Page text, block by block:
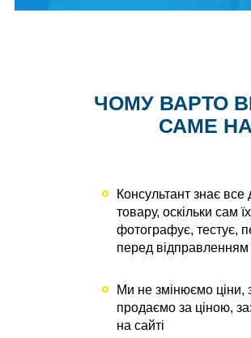
ЧОМУ ВАРТО
САМЕ
Консультант знає все
товару, оскільки сам їх
фотографує, тестує,
перед відправленням
Ми не змінюємо ціни,
продаємо за ціною,
на сайті